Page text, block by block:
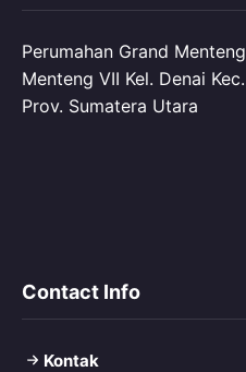
Perumahan Grand
Menteng VII Kel. Denai
Prov. Sumatera Utara
Contact Info
Kontak